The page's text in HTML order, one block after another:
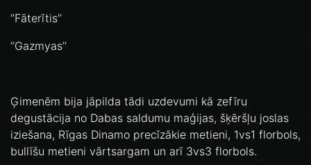
‘’Fāterītis’’
‘’Gazmyas’’
Ģimenēm bija jāpilda tādi uzdevumi kā zefīru
degustācija no Dabas saldumu maģijas, šķēršļu joslas
iziešana, Rīgas Dinamo precīzākie metieni, 1vs1 florbols,
bullīšu metieni vārtsargam un arī 3vs3 florbols.